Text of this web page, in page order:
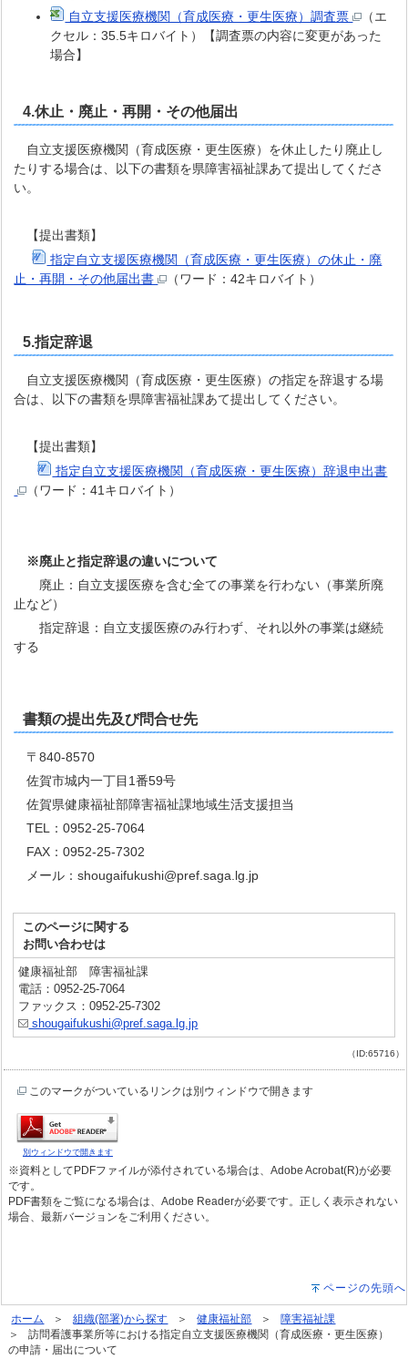
自立支援医療機関（育成医療・更生医療）調査票
（エ
クセル：35.5キロバイト）【調査票の内容に変更があった
場合】
4.休止・廃止・再開・その他届出
自立支援医療機関（育成医療・更生医療）を休止したり廃止し
たりする場合は、以下の書類を県障害福祉課あて提出してくださ
い。
【提出書類】
指定自立支援医療機関（育成医療・更生医療）の休止・廃
止・再開・その他届出書
（ワード：42キロバイト）
5.指定辞退
自立支援医療機関（育成医療・更生医療）の指定を辞退する場
合は、以下の書類を県障害福祉課あて提出してください。
【提出書類】
指定自立支援医療機関（育成医療・更生医療）辞退申出書
（ワード：41キロバイト）
※廃止と指定辞退の違いについて
廃止：自立支援医療を含む全ての事業を行わない（事業所廃
止など）
指定辞退：自立支援医療のみ行わず、それ以外の事業は継続
する
書類の提出先及び問合せ先
〒840-8570
佐賀市城内一丁目1番59号
佐賀県健康福祉部障害福祉課地域生活支援担当
TEL：0952-25-7064
FAX：0952-25-7302
メール：shougaifukushi@pref.saga.lg.jp
このページに関する
お問い合わせは
健康福祉部 障害福祉課
電話：0952-25-7064
ファックス：0952-25-7302
shougaifukushi@pref.saga.lg.jp
（ID:65716）
このマークがついているリンクは別ウィンドウで開きます
別ウィンドウで開きます
※資料としてPDFファイルが添付されている場合は、Adobe Acrobat(R)が必要
です。
PDF書類をご覧になる場合は、Adobe Readerが必要です。正しく表示されない
場合、最新バージョンをご利用ください。
ページの先頭へ
ホーム 組織(部署)から探す 健康福祉部
障害福祉課
訪問看護事業所等における指定自立支援医療機関（育成医療・更生医療）
の申請・届出について